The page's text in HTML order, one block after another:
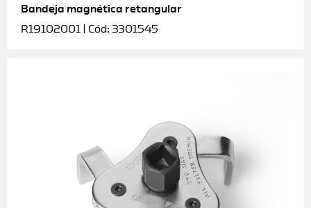
Bandeja magnética retangular
R19102001 | Cód: 3301545